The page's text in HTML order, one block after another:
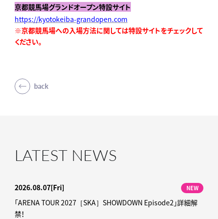
京都競馬場グランドオープン特設サイト
https://kyotokeiba-grandopen.com
※京都競馬場への入場方法に関しては特設サイトをチェックして
ください。
back
LATEST NEWS
2026.08.07[Fri] NEW
「ARENA TOUR 2027［SKA］SHOWDOWN Episode2」詳細解
禁！